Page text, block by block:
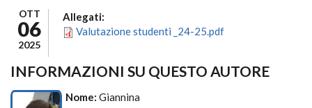
OTT
06
2025
Allegati:
Valutazione studenti _24-25.pdf
INFORMAZIONI SU QUESTO AUTORE
Nome: Giannina